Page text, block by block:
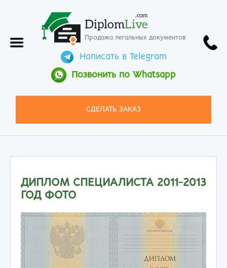
DiplomLive
.com
Продажа легальных документов
Написать в Telegram
Позвонить по Whatsapp
СДЕЛАТЬ ЗАКАЗ
ДИПЛОМ СПЕЦИАЛИСТА 2011-2013
ГОД ФОТО